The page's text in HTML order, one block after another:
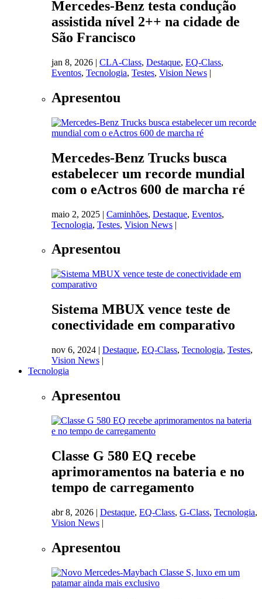
Mercedes-Benz testa condução
assistida nível 2++ na cidade de
São Francisco
jan 8, 2026 | CLA-Class, Destaque, EQ-Class,
Eventos, Tecnologia, Testes, Vision News |
Apresentou
Mercedes-Benz Trucks busca
estabelecer um recorde mundial
com o eActros 600 de marcha ré
maio 2, 2025 | Caminhões, Destaque, Eventos,
Tecnologia, Testes, Vision News |
Apresentou
Sistema MBUX vence teste de
conectividade em comparativo
nov 6, 2024 | Destaque, EQ-Class, Tecnologia, Testes,
Vision News |
Tecnologia
Apresentou
Classe G 580 EQ recebe
aprimoramentos na bateria e no
tempo de carregamento
abr 8, 2026 | Destaque, EQ-Class, G-Class, Tecnologia,
Vision News |
Apresentou